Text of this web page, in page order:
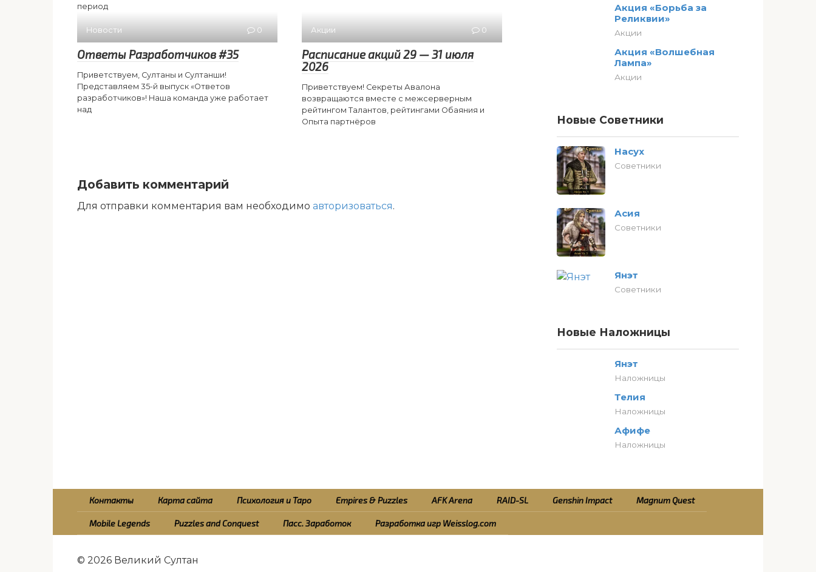
период
Новости 0
Ответы Разработчиков #35
Приветствуем, Султаны и Султанши!
Представляем 35-й выпуск «Ответов
разработчиков»! Наша команда уже работает
над
Акции 0
Расписание акций 29 — 31 июля
2026
Приветствуем! Секреты Авалона
возвращаются вместе с межсерверным
рейтингом Талантов, рейтингами Обаяния и
Опыта партнёров
Добавить комментарий
Для отправки комментария вам необходимо авторизоваться.
Акция «Борьба за
Реликвии»
Акции
Акция «Волшебная
Лампа»
Акции
Новые Советники
Насух
Советники
Асия
Советники
Янэт
Советники
Новые Наложницы
Янэт
Наложницы
Телия
Наложницы
Афифе
Наложницы
Контакты Карта сайта Психология и Таро Empires & Puzzles AFK Arena RAID-SL Genshin Impact Magnum Quest
Mobile Legends Puzzles and Conquest Пасс. Заработок Разработка игр Weisslog.com
© 2026 Великий Султан